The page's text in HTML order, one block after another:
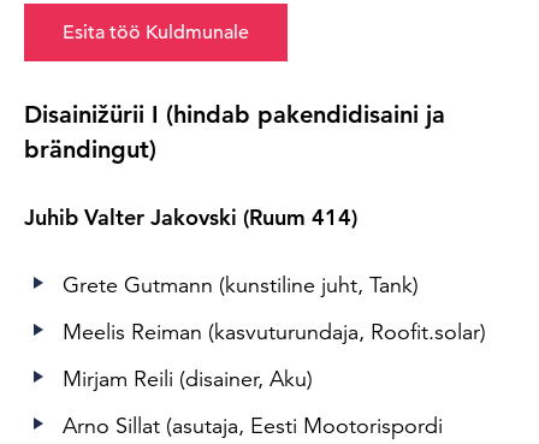
Esita töö Kuldmunale
Disainižürii I (hindab pakendidisaini ja
brändingut)
Juhib Valter Jakovski (Ruum 414)
Grete Gutmann (kunstiline juht, Tank)
Meelis Reiman (kasvuturundaja, Roofit.solar)
Mirjam Reili (disainer, Aku)
Arno Sillat (asutaja, Eesti Mootorispordi